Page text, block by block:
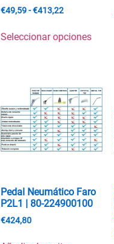
€49,59-€413,22
Seleccionar opciones
Pedal Neumático Faro
P2L1 | 80-224900100
€424,80